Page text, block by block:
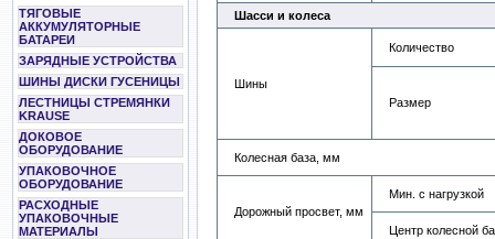
ТЯГОВЫЕ
АККУМУЛЯТОРНЫЕ
БАТАРЕИ
ЗАРЯДНЫЕ УСТРОЙСТВА
ШИНЫ ДИСКИ ГУСЕНИЦЫ
ЛЕСТНИЦЫ СТРЕМЯНКИ
KRAUSE
ДОКОВОЕ
ОБОРУДОВАНИЕ
УПАКОВОЧНОЕ
ОБОРУДОВАНИЕ
РАСХОДНЫЕ
УПАКОВОЧНЫЕ
МАТЕРИАЛЫ
Шасси и колеса
Шины
Количество
Размер
Колесная база, мм
Дорожный просвет, мм
Мин. с нагрузкой
Центр колесной